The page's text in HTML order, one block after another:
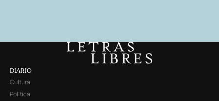
DIARIO
Cultura
Política